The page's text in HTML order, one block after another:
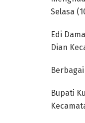
Selasa
Edi
Dian
Bupati